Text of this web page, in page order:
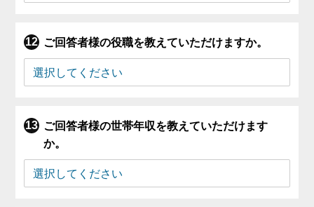
ご回答者様の役職を教えていただけますか。
ご回答者様の世帯年収を教えていただけます
か。